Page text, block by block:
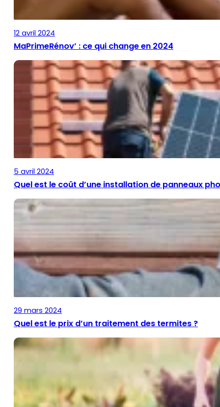
12 avril 2024
MaPrimeRénov’ : ce qui change en 2024
5 avril 2024
Quel est le coût d’une installation de panneaux
29 mars 2024
Quel est le prix d’un traitement des termites ?